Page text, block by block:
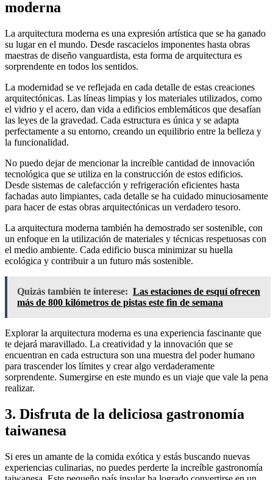
moderna
La arquitectura moderna es una expresión artística que se ha ganado
su lugar en el mundo. Desde rascacielos imponentes hasta obras
maestras de diseño vanguardista, esta forma de arquitectura es
sorprendente en todos los sentidos.
La modernidad se ve reflejada en cada detalle de estas creaciones
arquitectónicas. Las líneas limpias y los materiales utilizados, como
el vidrio y el acero, dan vida a edificios emblemáticos que desafían
las leyes de la gravedad. Cada estructura es única y se adapta
perfectamente a su entorno, creando un equilibrio entre la belleza y
la funcionalidad.
No puedo dejar de mencionar la increíble cantidad de innovación
tecnológica que se utiliza en la construcción de estos edificios.
Desde sistemas de calefacción y refrigeración eficientes hasta
fachadas auto limpiantes, cada detalle se ha cuidado minuciosamente
para hacer de estas obras arquitectónicas un verdadero tesoro.
La arquitectura moderna también ha demostrado ser sostenible, con
un enfoque en la utilización de materiales y técnicas respetuosas con
el medio ambiente. Cada edificio busca minimizar su huella
ecológica y contribuir a un futuro más sostenible.
Quizás también te interese: Las estaciones de esquí ofrecen
más de 800 kilómetros de pistas este fin de semana
Explorar la arquitectura moderna es una experiencia fascinante que
te dejará maravillado. La creatividad y la innovación que se
encuentran en cada estructura son una muestra del poder humano
para trascender los límites y crear algo verdaderamente
sorprendente. Sumergirse en este mundo es un viaje que vale la pena
realizar.
3. Disfruta de la deliciosa gastronomía
taiwanesa
Si eres un amante de la comida exótica y estás buscando nuevas
experiencias culinarias, no puedes perderte la increíble gastronomía